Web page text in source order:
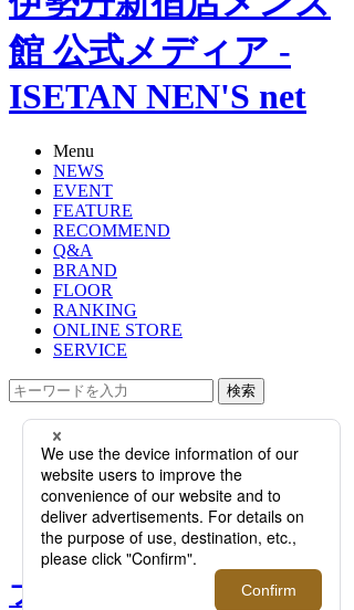
館 公式メディア -
ISETAN NEN'S net
Menu
NEWS
EVENT
FEATURE
RECOMMEND
Q&A
BRAND
FLOOR
RANKING
ONLINE STORE
SERVICE
検索
TOP
PHOTO
フレグランスブランド＜パンピュー
リ＞がポップアップを開催！「香り
によるウェルネス体験」を実施。
【伊勢丹新宿店】
フレグランスブランド＜パ